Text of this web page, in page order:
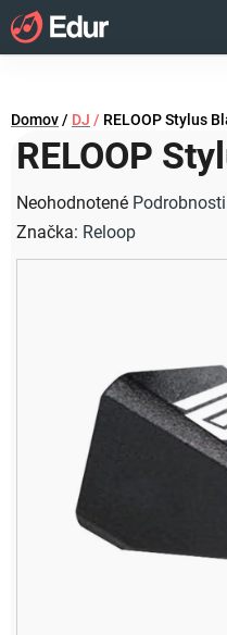
Prejsť
na
obsah
Domov/ DJ / RELOOP Stylus
RELOOP
Priemerné
hodnotenie
produktu
hviezdičiek.
Neohodnotené
Značka: Reloop